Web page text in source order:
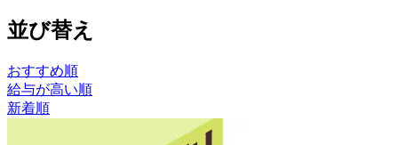
並び替え
おすすめ順
給与が高い順
新着順